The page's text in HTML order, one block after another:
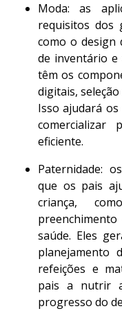
Moda: as
requisitos dos
como o design
de inventário e
têm os
digitais,
Isso ajudará
comercializar
eficiente.
Paternidade:
que os pais
criança,
saúde. Eles
planejamento
refeições e
pais a nutrir
progresso do